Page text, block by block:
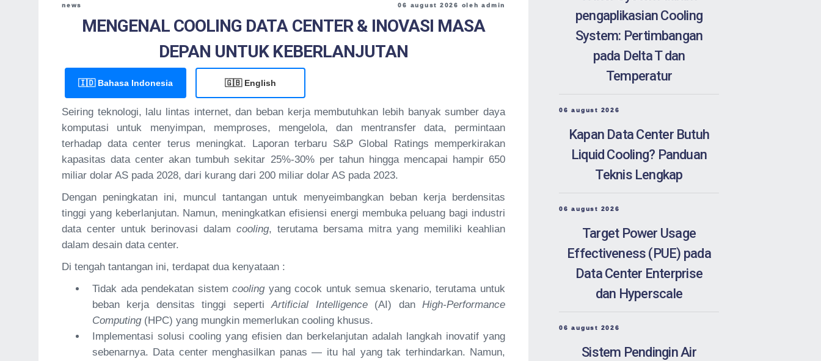
06 august 2026 oleh admin
news
MENGENAL COOLING DATA CENTER & INOVASI MASA
DEPAN UNTUK KEBERLANJUTAN
🇮🇩 Bahasa Indonesia 🇬🇧 English
Seiring teknologi, lalu lintas internet, dan beban kerja membutuhkan lebih banyak sumber daya
komputasi untuk menyimpan, memproses, mengelola, dan mentransfer data, permintaan
terhadap data center terus meningkat. Laporan terbaru S&P Global Ratings memperkirakan
kapasitas data center akan tumbuh sekitar 25%-30% per tahun hingga mencapai hampir 650
miliar dolar AS pada 2028, dari kurang dari 200 miliar dolar AS pada 2023.
Dengan peningkatan ini, muncul tantangan untuk menyeimbangkan beban kerja berdensitas
tinggi yang keberlanjutan. Namun, meningkatkan efisiensi energi membuka peluang bagi industri
data center untuk berinovasi dalamcooling, terutama bersama mitra yang memiliki keahlian
dalam desain data center.
Di tengah tantangan ini, terdapat dua kenyataan :
Tidak ada pendekatan sistemcoolingyang cocok untuk semua skenario, terutama untuk
beban kerja densitas tinggi sepertiArtificial Intelligence(AI) danHigh-Performance
Computing(HPC) yang mungkin memerlukan cooling khusus.
Implementasi solusi cooling yang efisien dan berkelanjutan adalah langkah inovatif yang
sebenarnya. Data center menghasilkan panas — itu hal yang tak terhindarkan. Namun,
pengaplikasian Cooling
System: Pertimbangan
pada Delta T dan
Temperatur
06 august 2026
Kapan Data Center Butuh
Liquid Cooling? Panduan
Teknis Lengkap
06 august 2026
Target Power Usage
Effectiveness (PUE) pada
Data Center Enterprise
dan Hyperscale
06 august 2026
Sistem Pendingin Air